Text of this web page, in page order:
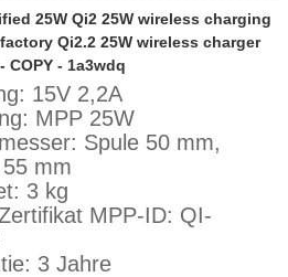
25W Qi2 25W wireless charging
Qi2.2 25W wireless charger
COPY - 1a3wdq
15V 2,2A
MPP 25W
Spule 50 mm,
mm
3 kg
MPP-ID: QI-
3 Jahre